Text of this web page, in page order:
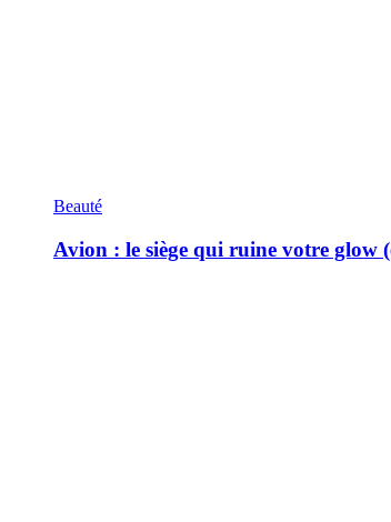
Beauté
Avion : le siège qui ruine votre glow